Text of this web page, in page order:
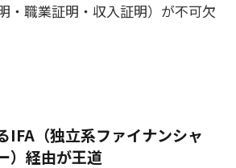
・職業証明・収入証明）が不可欠
IFA（独立系ファイナンシャ
）経由が王道